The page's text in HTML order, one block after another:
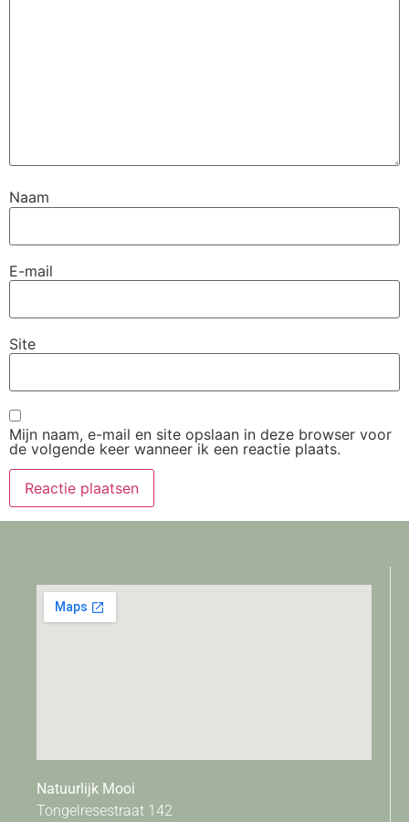
Naam
E-mail
Site
Mijn naam, e-mail en site opslaan in deze browser voor
de volgende keer wanneer ik een reactie plaats.
Natuurlijk Mooi
Tongelresestraat 142